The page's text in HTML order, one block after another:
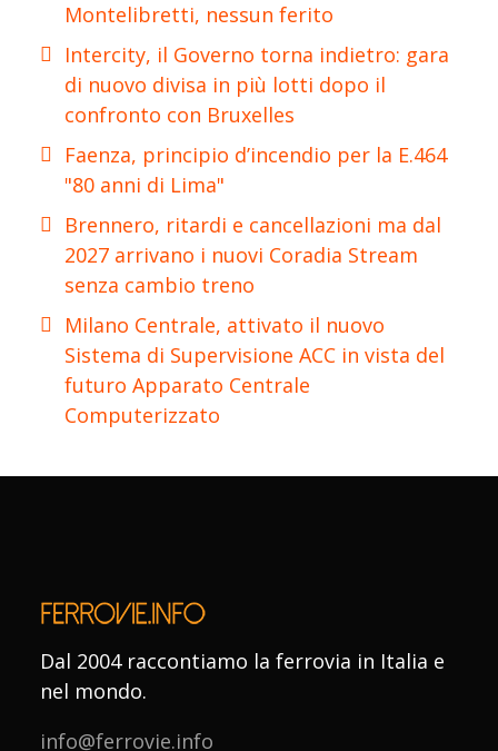
Montelibretti, nessun ferito
Intercity, il Governo torna indietro: gara
di nuovo divisa in più lotti dopo il
confronto con Bruxelles
Faenza, principio d’incendio per la E.464
"80 anni di Lima"
Brennero, ritardi e cancellazioni ma dal
2027 arrivano i nuovi Coradia Stream
senza cambio treno
Milano Centrale, attivato il nuovo
Sistema di Supervisione ACC in vista del
futuro Apparato Centrale
Computerizzato
Dal 2004 raccontiamo la ferrovia in Italia e
nel mondo.
info@ferrovie.info